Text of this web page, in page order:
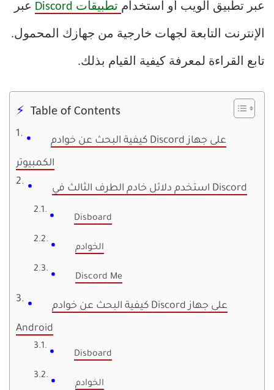
عبر تطبيق الويب أو استخدام تطبيقات Discord عبر
الإنترنت التابعة لجهات خارجية من جهازك المحمول.
تابع القراءة لمعرفة كيفية القيام بذلك.
Table of Contents
كيفية البحث عن خوادم Discord على جهاز
الكمبيوتر
استخدم دلائل خادم الطرف الثالث في Discord
Disboard
الخوادم
Discord Me
كيفية البحث عن خوادم Discord على جهاز
Android
Disboard
الخوادم